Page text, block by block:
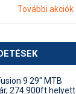
További akciók
9 29" MTB
274.900ft helyett